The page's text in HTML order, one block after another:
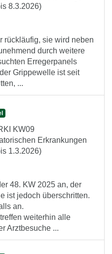
8.3.2026)
rückläufig, sie wird neben
durch weitere
Erregerpanels
Grippewelle ist seit
...
KW09
Erkrankungen
1.3.2026)
48. KW 2025 an, der
ist jedoch überschritten.
an.
weiterhin alle
Arztbesuche ...